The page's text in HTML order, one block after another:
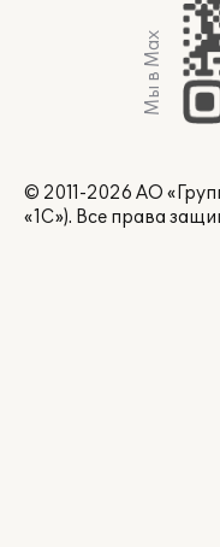
Мы в Max
© 2011-2026 АО
«1С»). Все права